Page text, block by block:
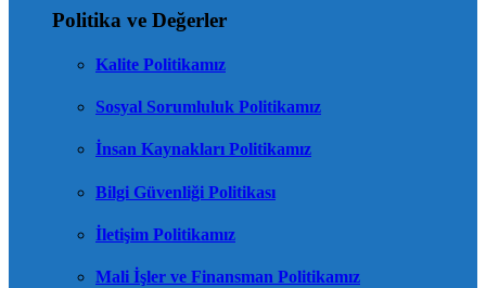
Politika ve Değerler
Kalite Politikamız
Sosyal Sorumluluk Politikamız
İnsan Kaynakları Politikamız
Bilgi Güvenliği Politikası
İletişim Politikamız
Mali İşler ve Finansman Politikamız